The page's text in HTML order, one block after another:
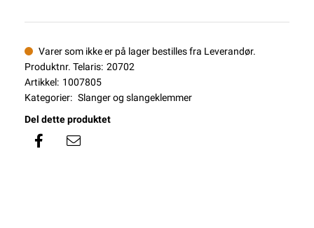
Varer som ikke er på lager bestilles fra Leverandør.
Produktnr. Telaris: 20702
Artikkel: 1007805
Kategorier: Slanger og slangeklemmer
Del dette produktet